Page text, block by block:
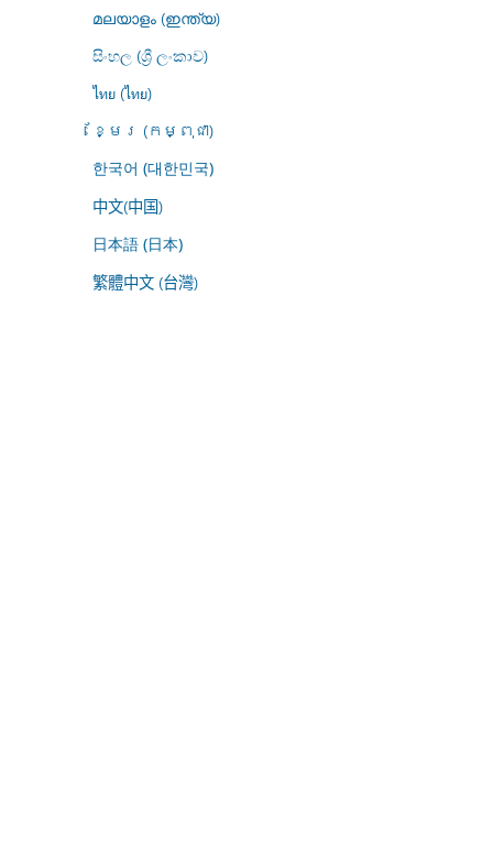
മലയാളം (ഇന്ത്യ)
සිංහල (ශ්‍රී ලංකාව)
ไทย (ไทย)
ខ្មែរ (កម្ពុជា)
한국어 (대한민국)
中文(中国)
日本語 (日本)
繁體中文 (台灣)